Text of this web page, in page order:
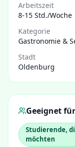
Arbeitszeit
8-15 Std./Woche
Kategorie
Gastronomie &
Stadt
Oldenburg
Geeignet für
Studierende,
möchten